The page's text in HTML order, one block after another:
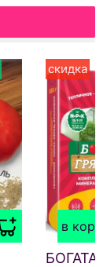
в
скидка
БОГАТАЯ